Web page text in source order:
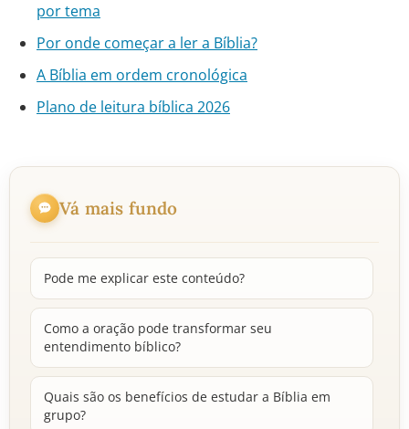
por tema
Por onde começar a ler a Bíblia?
A Bíblia em ordem cronológica
Plano de leitura bíblica 2026
Vá mais fundo
Pode me explicar este conteúdo?
Como a oração pode transformar seu
entendimento bíblico?
Quais são os benefícios de estudar a Bíblia em
grupo?